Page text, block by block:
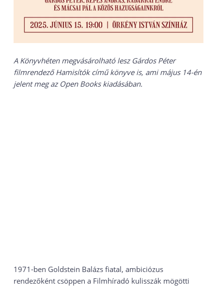
A Könyvhéten megvásárolható lesz Gárdos Péter
filmrendező Hamisítók című könyve is, ami május 14-én
jelent meg az Open Books kiadásában.
1971-ben Goldstein Balázs fiatal, ambiciózus
rendezőként csöppen a Filmhíradó kulisszák mögötti